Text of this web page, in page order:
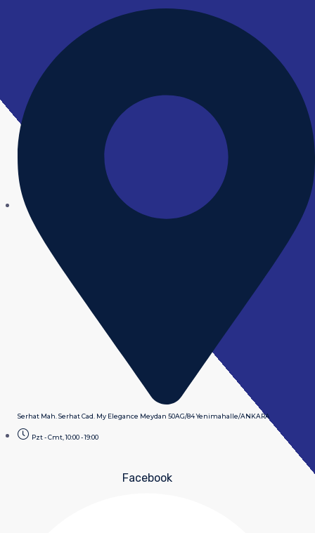
Serhat Mah. Serhat Cad. My Elegance Meydan 50AG/84 Yenimahalle/ANKARA
Pzt - Cmt, 10:00 - 19:00
Facebook